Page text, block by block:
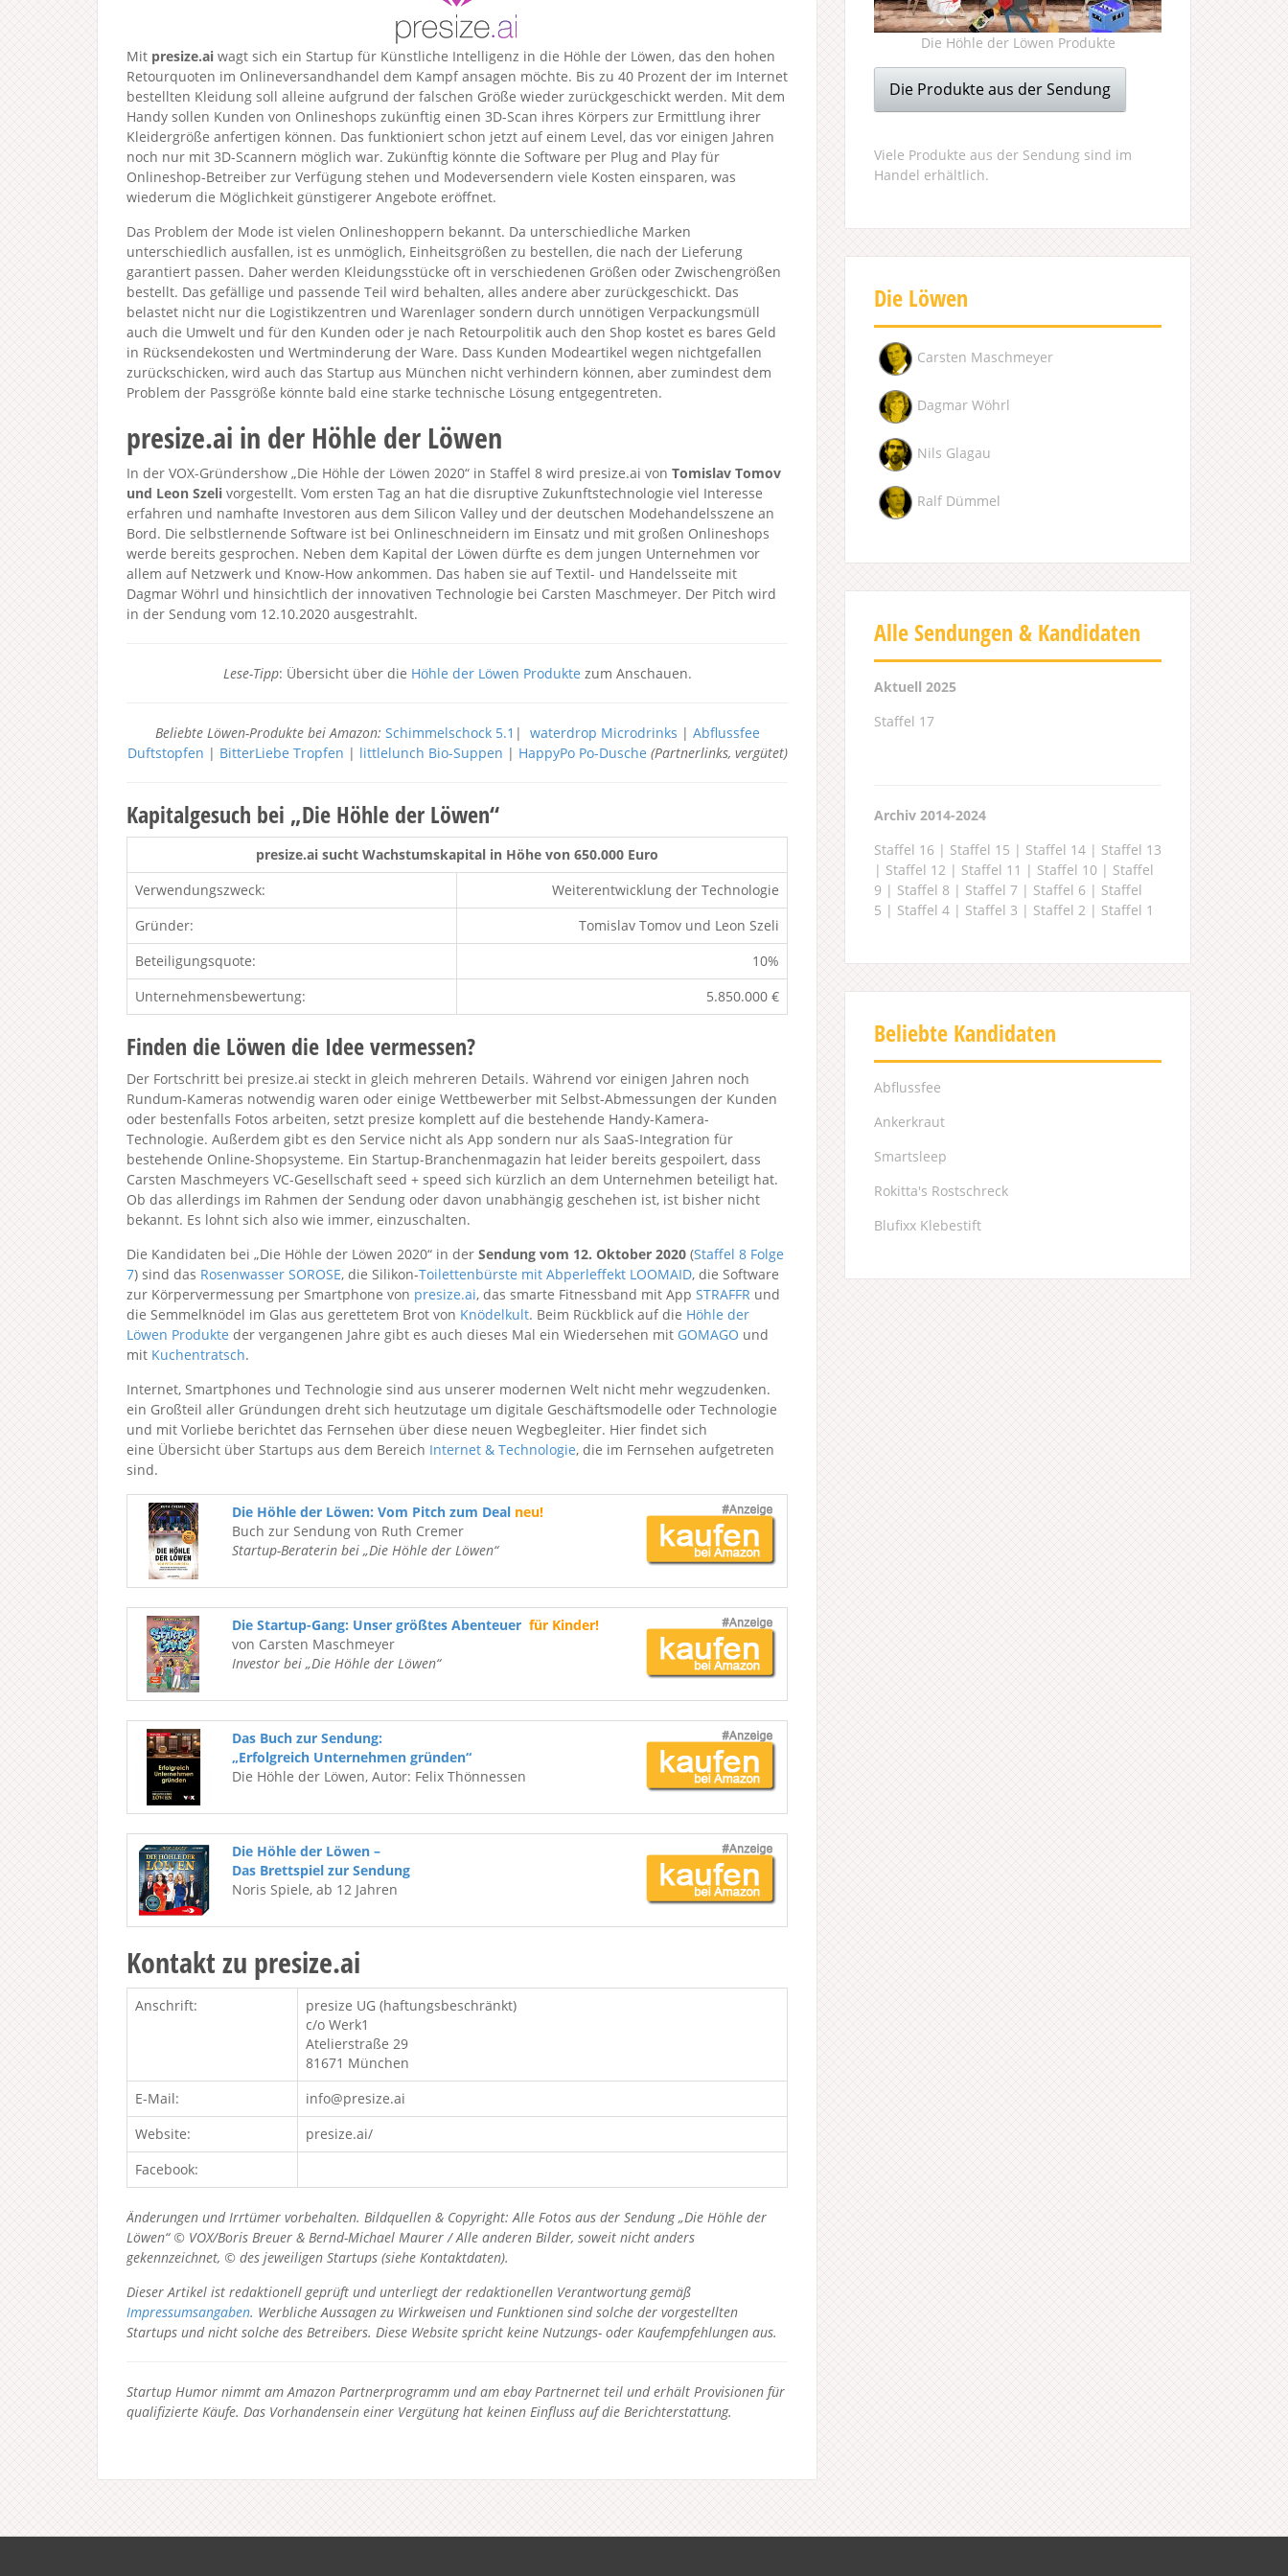
Mit presize.ai wagt sich ein Startup für Künstliche Intelligenz in die Höhle der Löwen, das den hohen
Retourquoten im Onlineversandhandel dem Kampf ansagen möchte. Bis zu 40 Prozent der im Internet
bestellten Kleidung soll alleine aufgrund der falschen Größe wieder zurückgeschickt werden. Mit dem
Handy sollen Kunden von Onlineshops zukünftig einen 3D-Scan ihres Körpers zur Ermittlung ihrer
Kleidergröße anfertigen können. Das funktioniert schon jetzt auf einem Level, das vor einigen Jahren
noch nur mit 3D-Scannern möglich war. Zukünftig könnte die Software per Plug and Play für
Onlineshop-Betreiber zur Verfügung stehen und Modeversendern viele Kosten einsparen, was
wiederum die Möglichkeit günstigerer Angebote eröffnet.
Das Problem der Mode ist vielen Onlineshoppern bekannt. Da unterschiedliche Marken
unterschiedlich ausfallen, ist es unmöglich, Einheitsgrößen zu bestellen, die nach der Lieferung
garantiert passen. Daher werden Kleidungsstücke oft in verschiedenen Größen oder Zwischengrößen
bestellt. Das gefällige und passende Teil wird behalten, alles andere aber zurückgeschickt. Das
belastet nicht nur die Logistikzentren und Warenlager sondern durch unnötigen Verpackungsmüll
auch die Umwelt und für den Kunden oder je nach Retourpolitik auch den Shop kostet es bares Geld
in Rücksendekosten und Wertminderung der Ware. Dass Kunden Modeartikel wegen nichtgefallen
zurückschicken, wird auch das Startup aus München nicht verhindern können, aber zumindest dem
Problem der Passgröße könnte bald eine starke technische Lösung entgegentreten.
presize.ai in der Höhle der Löwen
In der VOX-Gründershow „Die Höhle der Löwen 2020“ in Staffel 8 wird presize.ai von Tomislav Tomov
und Leon Szeli vorgestellt. Vom ersten Tag an hat die disruptive Zukunftstechnologie viel Interesse
erfahren und namhafte Investoren aus dem Silicon Valley und der deutschen Modehandelsszene an
Bord. Die selbstlernende Software ist bei Onlineschneidern im Einsatz und mit großen Onlineshops
werde bereits gesprochen. Neben dem Kapital der Löwen dürfte es dem jungen Unternehmen vor
allem auf Netzwerk und Know-How ankommen. Das haben sie auf Textil- und Handelsseite mit
Dagmar Wöhrl und hinsichtlich der innovativen Technologie bei Carsten Maschmeyer. Der Pitch wird
in der Sendung vom 12.10.2020 ausgestrahlt.
Lese-Tipp: Übersicht über die Höhle der Löwen Produkte zum Anschauen.
Beliebte Löwen-Produkte bei Amazon: Schimmelschock 5.1 | waterdrop Microdrinks | Abflussfee
Duftstopfen | BitterLiebe Tropfen | littlelunch Bio-Suppen | HappyPo Po-Dusche (Partnerlinks, vergütet)
Kapitalgesuch bei „Die Höhle der Löwen“
presize.ai sucht Wachstumskapital in Höhe von 650.000 Euro
Verwendungszweck:
Weiterentwicklung der Technologie
Gründer:
Tomislav Tomov und Leon Szeli
Beteiligungsquote:
10%
Unternehmensbewertung:
5.850.000 €
Finden die Löwen die Idee vermessen?
Der Fortschritt bei presize.ai steckt in gleich mehreren Details. Während vor einigen Jahren noch
Rundum-Kameras notwendig waren oder einige Wettbewerber mit Selbst-Abmessungen der Kunden
oder bestenfalls Fotos arbeiten, setzt presize komplett auf die bestehende Handy-Kamera-
Technologie. Außerdem gibt es den Service nicht als App sondern nur als SaaS-Integration für
bestehende Online-Shopsysteme. Ein Startup-Branchenmagazin hat leider bereits gespoilert, dass
Carsten Maschmeyers VC-Gesellschaft seed + speed sich kürzlich an dem Unternehmen beteiligt hat.
Ob das allerdings im Rahmen der Sendung oder davon unabhängig geschehen ist, ist bisher nicht
bekannt. Es lohnt sich also wie immer, einzuschalten.
Die Kandidaten bei „Die Höhle der Löwen 2020“ in der Sendung vom 12. Oktober 2020 (Staffel 8 Folge
7) sind das Rosenwasser SOROSE, die Silikon-Toilettenbürste mit Abperleffekt LOOMAID, die Software
zur Körpervermessung per Smartphone von presize.ai, das smarte Fitnessband mit App STRAFFR und
die Semmelknödel im Glas aus gerettetem Brot von Knödelkult. Beim Rückblick auf die Höhle der
Löwen Produkte der vergangenen Jahre gibt es auch dieses Mal ein Wiedersehen mit GOMAGO und
mit Kuchentratsch.
Internet, Smartphones und Technologie sind aus unserer modernen Welt nicht mehr wegzudenken.
ein Großteil aller Gründungen dreht sich heutzutage um digitale Geschäftsmodelle oder Technologie
und mit Vorliebe berichtet das Fernsehen über diese neuen Wegbegleiter. Hier findet sich
eine Übersicht über Startups aus dem Bereich Internet & Technologie, die im Fernsehen aufgetreten
sind.
Die Höhle der Löwen: Vom Pitch zum Deal neu!
Buch zur Sendung von Ruth Cremer
Startup-Beraterin bei „Die Höhle der Löwen“
Die Startup-Gang: Unser größtes Abenteuer für Kinder!
von Carsten Maschmeyer
Investor bei „Die Höhle der Löwen“
Das Buch zur Sendung:
„Erfolgreich Unternehmen gründen“
Die Höhle der Löwen, Autor: Felix Thönnessen
Die Höhle der Löwen –
Das Brettspiel zur Sendung
Noris Spiele, ab 12 Jahren
Kontakt zu presize.ai
Anschrift:
presize UG (haftungsbeschränkt)
c/o Werk1
Atelierstraße 29
81671 München
E-Mail:
info@presize.ai
Website:
presize.ai/
Facebook:
Änderungen und Irrtümer vorbehalten. Bildquellen & Copyright: Alle Fotos aus der Sendung „Die Höhle der
Löwen“ © VOX/Boris Breuer & Bernd-Michael Maurer / Alle anderen Bilder, soweit nicht anders
gekennzeichnet, © des jeweiligen Startups (siehe Kontaktdaten).
Dieser Artikel ist redaktionell geprüft und unterliegt der redaktionellen Verantwortung gemäß
Impressumsangaben. Werbliche Aussagen zu Wirkweisen und Funktionen sind solche der vorgestellten
Startups und nicht solche des Betreibers. Diese Website spricht keine Nutzungs- oder Kaufempfehlungen aus.
Startup Humor nimmt am Amazon Partnerprogramm und am ebay Partnernet teil und erhält Provisionen für
qualifizierte Käufe. Das Vorhandensein einer Vergütung hat keinen Einfluss auf die Berichterstattung.
Die Höhle der Löwen Produkte
Die Produkte aus der Sendung
Viele Produkte aus der Sendung sind im
Handel erhältlich.
Die Löwen
Carsten Maschmeyer
Dagmar Wöhrl
Nils Glagau
Ralf Dümmel
Alle Sendungen & Kandidaten
Aktuell 2025
Staffel 17
Archiv 2014-2024
Staffel 16 | Staffel 15 | Staffel 14 | Staffel 13
| Staffel 12 | Staffel 11 | Staffel 10 | Staffel
9 | Staffel 8 | Staffel 7 | Staffel 6 | Staffel
5 | Staffel 4 | Staffel 3 | Staffel 2 | Staffel 1
Beliebte Kandidaten
Abflussfee
Ankerkraut
Smartsleep
Rokitta's Rostschreck
Blufixx Klebestift